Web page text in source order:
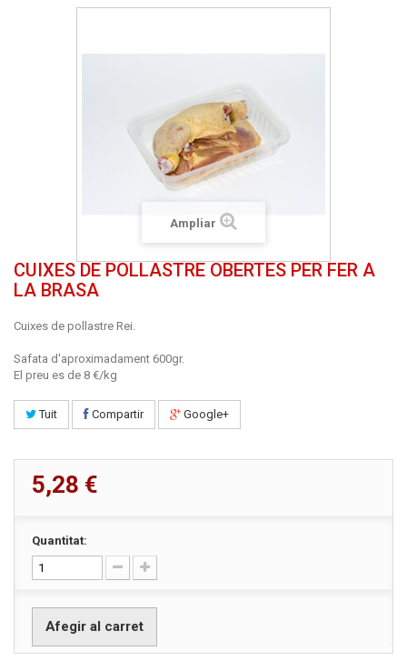
Ampliar
CUIXES DE POLLASTRE OBERTES PER FER A
LA BRASA
Cuixes de pollastre Rei.
Safata d'aproximadament 600gr.
El preu es de 8 €/kg
Tuit Compartir Google+
5,28 €
Quantitat:
Afegir al carret